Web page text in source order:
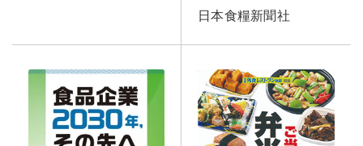
日本食糧新聞社